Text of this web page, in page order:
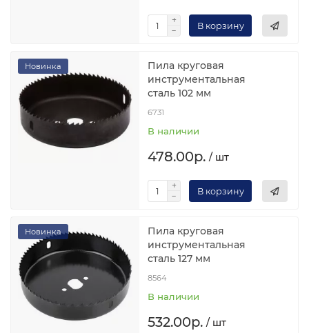
В корзину
Новинка
Пила круговая
инструментальная
сталь 102 мм
6731
В наличии
478.00р. / шт
В корзину
Новинка
Пила круговая
инструментальная
сталь 127 мм
8564
В наличии
532.00р. / шт